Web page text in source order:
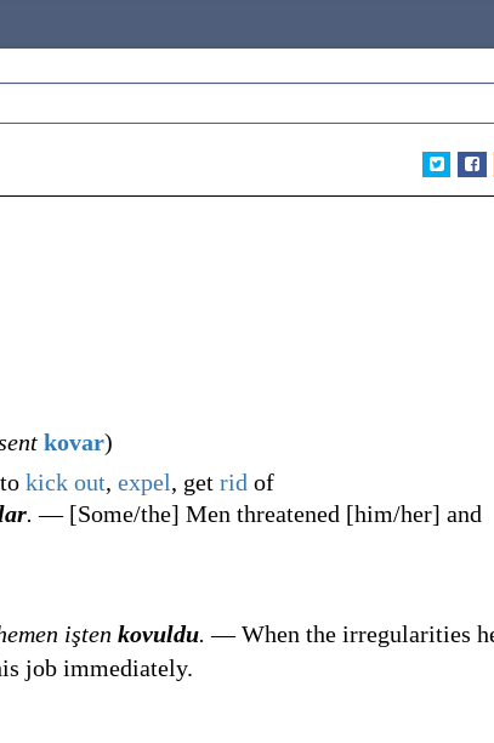
kovar)
kick out, expel, get rid of
. ― [Some/the] Men threatened [him/her] and
işten kovuldu. ― When the irregularities
job immediately.